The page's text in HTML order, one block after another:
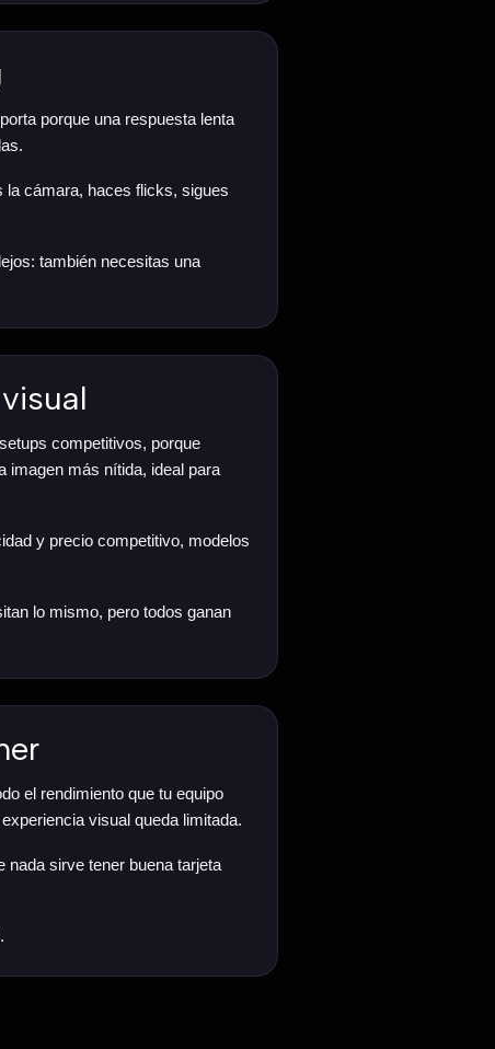
porque una respuesta lenta
la cámara, haces flicks, sigues
también necesitas una
competitivos, porque
imagen más nítida, ideal para
y precio competitivo, modelos
lo mismo, pero todos ganan
el rendimiento que tu equipo
visual queda limitada.
nada sirve tener buena tarjeta